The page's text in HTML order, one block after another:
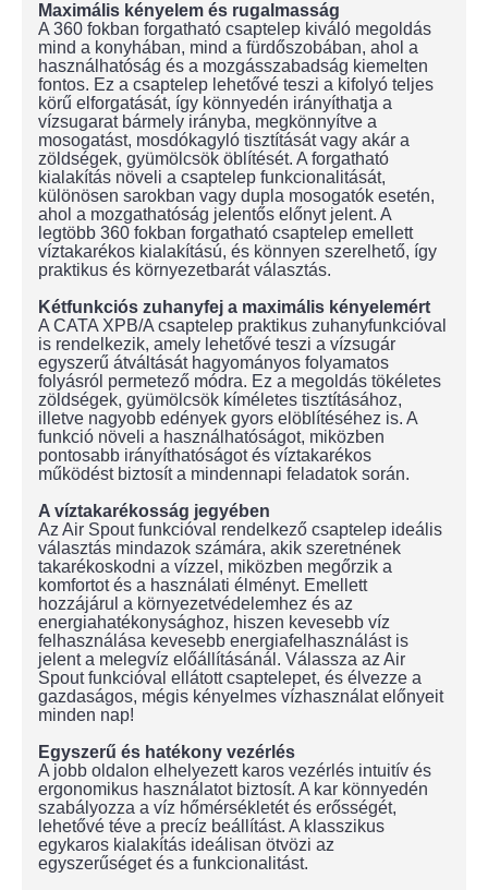
Maximális kényelem és rugalmasság
A 360 fokban forgatható csaptelep kiváló megoldás
mind a konyhában, mind a fürdőszobában, ahol a
használhatóság és a mozgásszabadság kiemelten
fontos. Ez a csaptelep lehetővé teszi a kifolyó teljes
körű elforgatását, így könnyedén irányíthatja a
vízsugarat bármely irányba, megkönnyítve a
mosogatást, mosdókagyló tisztítását vagy akár a
zöldségek, gyümölcsök öblítését. A forgatható
kialakítás növeli a csaptelep funkcionalitását,
különösen sarokban vagy dupla mosogatók esetén,
ahol a mozgathatóság jelentős előnyt jelent. A
legtöbb 360 fokban forgatható csaptelep emellett
víztakarékos kialakítású, és könnyen szerelhető, így
praktikus és környezetbarát választás.
Kétfunkciós zuhanyfej a maximális kényelemért
A CATA XPB/A csaptelep praktikus zuhanyfunkcióval
is rendelkezik, amely lehetővé teszi a vízsugár
egyszerű átváltását hagyományos folyamatos
folyásról permetező módra. Ez a megoldás tökéletes
zöldségek, gyümölcsök kíméletes tisztításához,
illetve nagyobb edények gyors elöblítéséhez is. A
funkció növeli a használhatóságot, miközben
pontosabb irányíthatóságot és víztakarékos
működést biztosít a mindennapi feladatok során.
A víztakarékosság jegyében
Az Air Spout funkcióval rendelkező csaptelep ideális
választás mindazok számára, akik szeretnének
takarékoskodni a vízzel, miközben megőrzik a
komfortot és a használati élményt. Emellett
hozzájárul a környezetvédelemhez és az
energiahatékonysághoz, hiszen kevesebb víz
felhasználása kevesebb energiafelhasználást is
jelent a melegvíz előállításánál. Válassza az Air
Spout funkcióval ellátott csaptelepet, és élvezze a
gazdaságos, mégis kényelmes vízhasználat előnyeit
minden nap!
Egyszerű és hatékony vezérlés
A jobb oldalon elhelyezett karos vezérlés intuitív és
ergonomikus használatot biztosít. A kar könnyedén
szabályozza a víz hőmérsékletét és erősségét,
lehetővé téve a precíz beállítást. A klasszikus
egykaros kialakítás ideálisan ötvözi az
egyszerűséget és a funkcionalitást.